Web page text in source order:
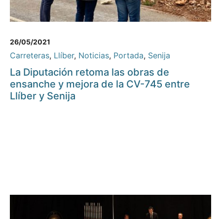
26/05/2021
Carreteras, Llíber, Noticias, Portada, Senija
La Diputación retoma las obras de
ensanche y mejora de la CV-745 entre
Llíber y Senija